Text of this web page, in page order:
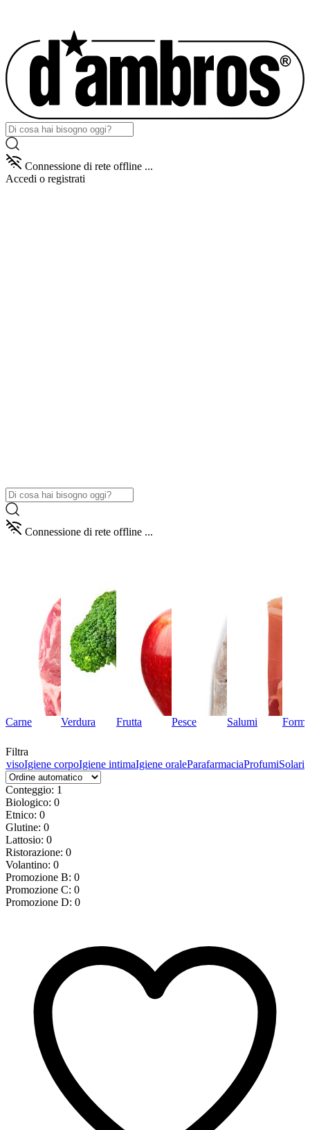
Connessione di rete offline ...
Accedi o registrati
Connessione di rete offline ...
Carne Verdura Frutta Pesce Salumi
Filtra
visoIgiene corpoIgiene intimaIgiene oraleParafarmaciaProfumiSolari
Conteggio: 1
Biologico: 0
Etnico: 0
Glutine: 0
Lattosio: 0
Ristorazione: 0
Volantino: 0
Promozione B: 0
Promozione C: 0
Promozione D: 0